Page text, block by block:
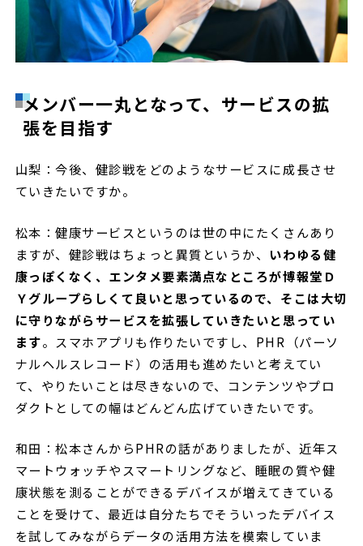
メンバー一丸となって、サービスの拡
張を目指す
山梨：今後、健診戦をどのようなサービスに成長させ
ていきたいですか。
松本：健康サービスというのは世の中にたくさんあり
ますが、健診戦はちょっと異質というか、 いわゆる健
康っぽくなく、エンタメ要素満点なところが博報堂Ｄ
Ｙグループらしくて良いと思っているので、そこは大切
に守りながらサービスを拡張していきたいと思ってい
ます。スマホアプリも作りたいですし、PHR（パーソ
ナルヘルスレコード）の活用も進めたいと考えてい
て、やりたいことは尽きないので、コンテンツやプロ
ダクトとしての幅はどんどん広げていきたいです。
和田：松本さんからPHRの話がありましたが、近年ス
マートウォッチやスマートリングなど、睡眠の質や健
康状態を測ることができるデバイスが増えてきている
ことを受けて、最近は自分たちでそういったデバイス
を試してみながらデータの活用方法を模索していま